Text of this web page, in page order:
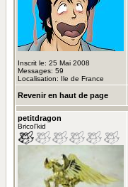
Inscrit le: 25 Mai 2008
Messages: 59
Localisation: Ile de France
Revenir en haut de page
petitdragon
Bricol'kid